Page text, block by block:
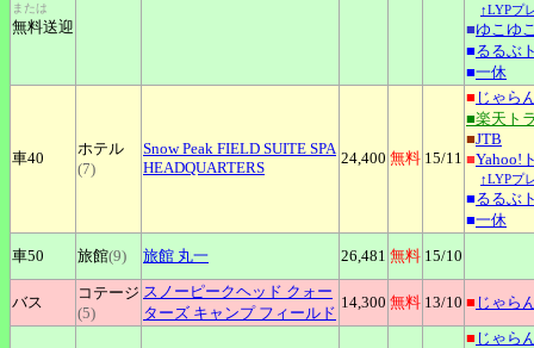
または
無料送迎
↑LYPプ
■ゆこゆ
■るるぶ
■一休
車40
ホテル
(7)
SnowPeak FIELD SUITE SPA
HEADQUARTERS
24,400 無料 15/11
■ じゃら
■楽天ト
■JTB
■Yahoo!
↑LYPプ
■るるぶ
■一休
車50
旅館(9) 旅館 丸一 26,481 無料 15/10
バス
コテージ
(5)
スノーピークヘッド クォー
ターズ キャンプ フィールド
14,300 無料 13/10 ■ じゃら
■ じゃら